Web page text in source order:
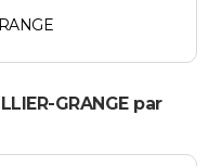
GRANGE par